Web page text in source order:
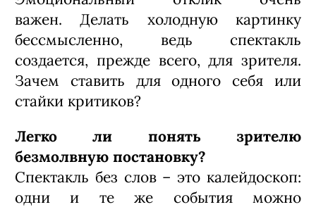
«Материнскому полю»
Чингиза Айтматова: читаешь эту
повесть, и уже на второй странице –
слезы из глаз, потому что ты
понимаешь, что переживают герои.
«Любые движения, даже еле заметные,
считываются нами на уровне